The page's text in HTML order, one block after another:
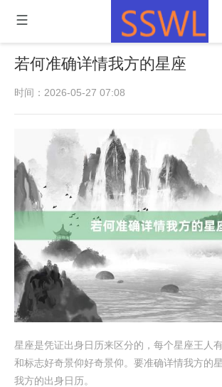
若何准确详情我方的星座
时间：2026-05-27 07:08
星座是凭证出身日历来区分的，每个星座王人
和标志好奇景仰好奇景仰。要准确详情我方的
我方的出身日历。